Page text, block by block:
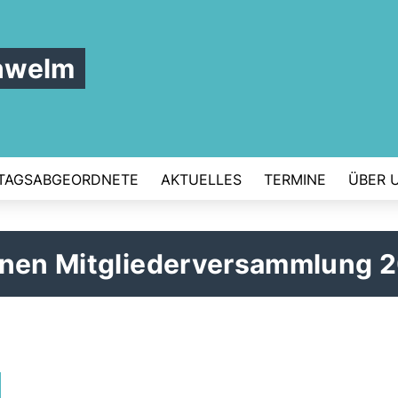
AKTUELLES TERMINE ÜBER
Mitgliederversammlung